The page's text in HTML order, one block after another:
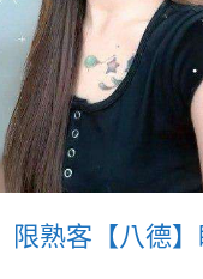
限熟客【八德